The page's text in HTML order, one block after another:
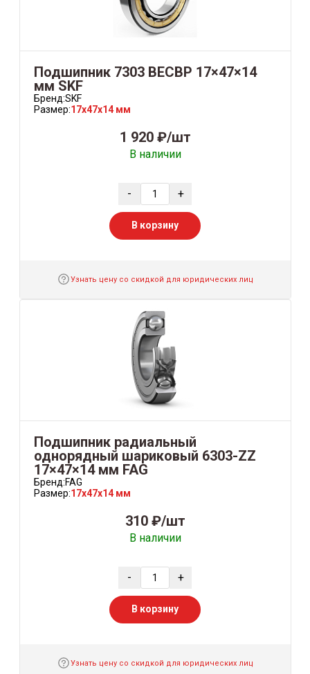
Подшипник 7303 BECBP 17×47×14
мм SKF
Бренд:SKF
Размер:17x47x14 мм
1 920 ₽/шт
В наличии
- +
В корзину
Узнать цену со скидкой для юридических лиц
Подшипник радиальный
однорядный шариковый 6303-ZZ
17×47×14 мм FAG
Бренд:FAG
Размер:17x47x14 мм
310 ₽/шт
В наличии
- +
В корзину
Узнать цену со скидкой для юридических лиц